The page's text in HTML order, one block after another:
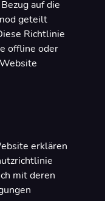
auf die
geteilt
Richtlinie
offline oder
erklären
mit deren